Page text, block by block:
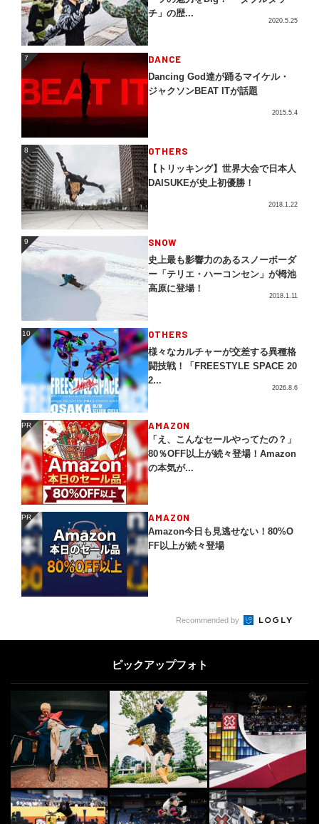
チ」の歴...
2020.5.25
7 DANCE
Dancing God達が踊るマイケル・
ジャクソンBEAT ITが話題
2015.5.4
8 OTHERS
【トリッキング】世界大会で日本人
DAISUKEが史上初優勝！
2018.1.22
9 SNOW
史上最も影響力のあるスノーボーダ
ー「テリエ・ハーコンセン」が栂池
高原に登場！
2018.1.11
10 OTHERS
様々なカルチャーが交差する異種格
闘技戦！「FREESTYLE SPACE 20
2...
2026.8.6
PR AMAZON
「え、こんなセールやってたの？」
80％OFF以上が続々登場！Amazon
の本気が...
PR AMAZON
Amazon今日も見逃せない！80%O
FF以上が続々登場
Recommended by
ピックアップフォト